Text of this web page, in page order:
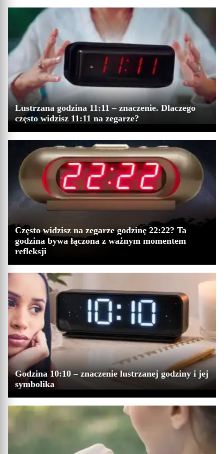
Lustrzana godzina 11:11 – znaczenie. Dlaczego
często widzisz 11:11 na zegarze?
Często widzisz na zegarze godzinę 22:22? Ta
godzina bywa łączona z ważnym momentem
refleksji
Godzina 10:10 – znaczenie lustrzanej godziny i jej
symbolika